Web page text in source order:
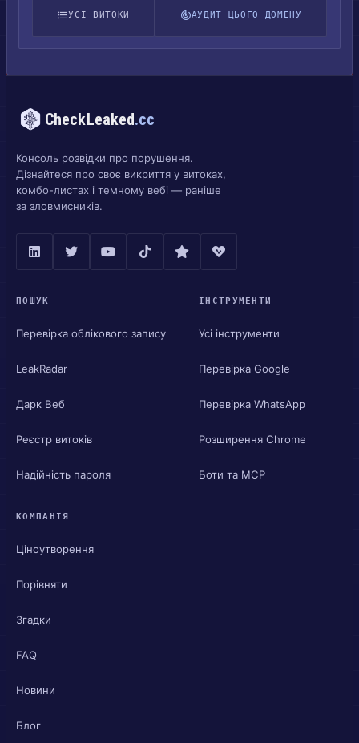
УСІ ВИТОКИ АУДИТ ЦЬОГО ДОМЕНУ
CheckLeaked.cc
Консоль розвідки про порушення.
Дізнайтеся про своє викриття у витоках,
комбо-листах і темному вебі — раніше
за зловмисників.
ПОШУК
Перевірка облікового запису
LeakRadar
Дарк Веб
Реєстр витоків
Надійність пароля
ІНСТРУМЕНТИ
Усі інструменти
Перевірка Google
Перевірка WhatsApp
Розширення Chrome
Боти та MCP
КОМПАНІЯ
Ціноутворення
Порівняти
Згадки
FAQ
Новини
Блог